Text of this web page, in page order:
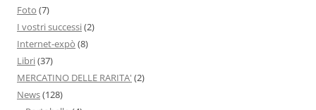
Foto (7)
I vostri successi(2)
Internet-expò (8)
Libri(37)
MERCATINO DELLE RARITA' (2)
News(128)